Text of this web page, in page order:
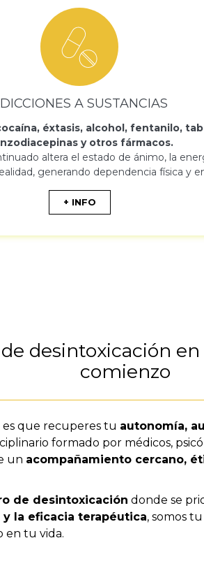
A SUSTANCIAS
éxtasis, alcohol, fentanilo,
y otros fármacos.
altera el estado de ánimo, la
generando dependencia física y
+ INFO
desintoxicación
comienzo
que recuperes tu autonomía,
formado por médicos,
un acompañamiento cercano,
de desintoxicación donde se
la eficacia terapéutica, somos
en tu vida.